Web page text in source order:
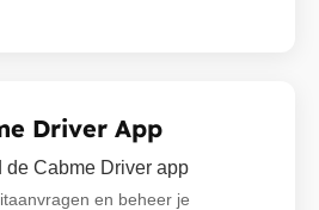
Driver App
de Cabme Driver app
en beheer je